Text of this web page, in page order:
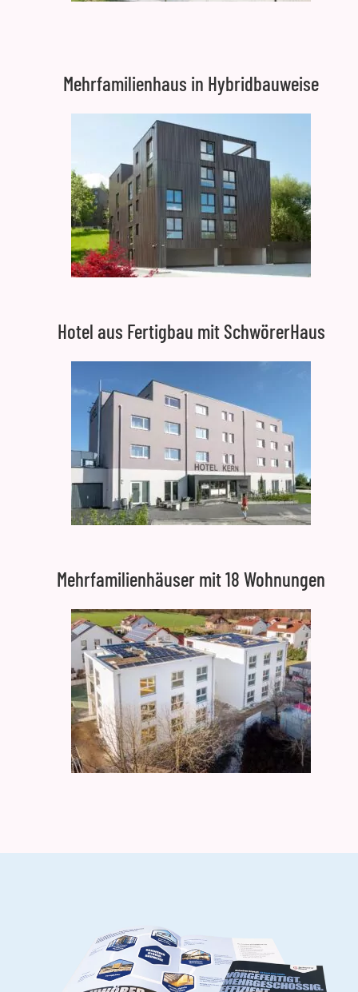
Mehrfamilienhaus in Hybridbauweise
Hotel aus Fertigbau mit SchwörerHaus
Mehrfamilienhäuser mit 18 Wohnungen